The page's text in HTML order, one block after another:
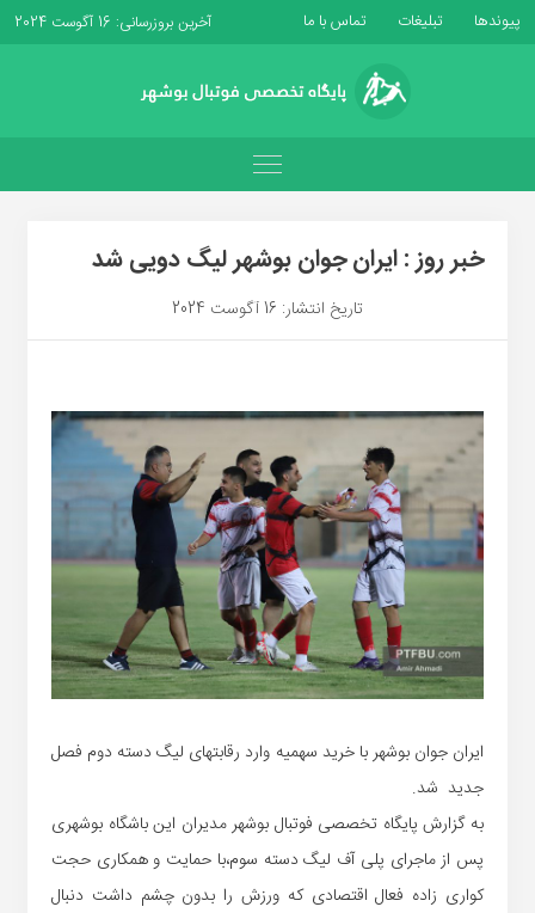
پیوندها تبلیغات تماس با ما آخرین بروزرسانی: 16 آگوست 2024
خبر روز : ایران جوان بوشهر لیگ دویی شد
تاریخ انتشار: 16 آگوست 2024
ایران جوان بوشهر با خرید سهمیه وارد رقابتهای لیگ دسته دوم فصل
جدید شد.
به گزارش پایگاه تخصصی فوتبال بوشهر مدیران این باشگاه بوشهری
پس از ماجرای پلی آف لیگ دسته سوم،با حمایت و همکاری حجت
کواری زاده فعال اقتصادی که ورزش را بدون چشم داشت دنبال